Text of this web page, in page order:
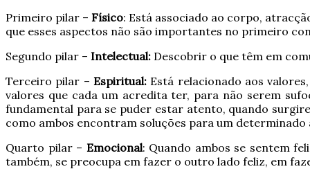
Primeiro pilar – Físico: Está associado ao corpo,
que esses aspectos não são importantes no primeiro
Segundo pilar – Intelectual: Descobrir o que têm em
Terceiro pilar – Espiritual:Está relacionado aos
valores que cada um acredita ter, para não serem
fundamental para se puder estar atento, quando
como ambos encontram soluções para um determinado
Quarto pilar – Emocional: Quando ambos se sentem
também, se preocupa em fazer o outro lado feliz, em